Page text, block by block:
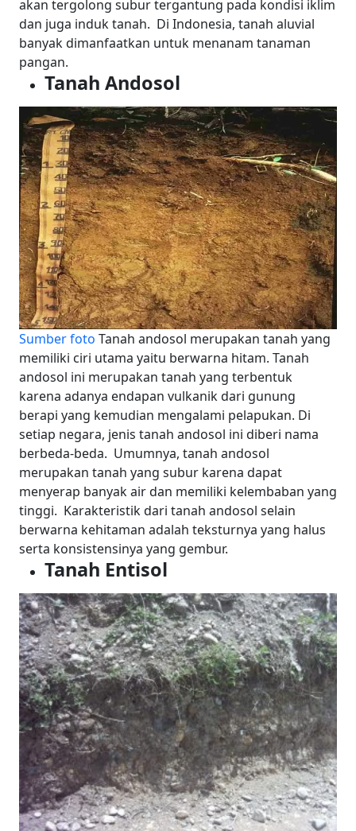
akan tergolong subur tergantung pada kondisi iklim
dan juga induk tanah. Di Indonesia, tanah aluvial
banyak dimanfaatkan untuk menanam tanaman
pangan.
Tanah Andosol
Sumber foto Tanah andosol merupakan tanah yang
memiliki ciri utama yaitu berwarna hitam. Tanah
andosol ini merupakan tanah yang terbentuk
karena adanya endapan vulkanik dari gunung
berapi yang kemudian mengalami pelapukan. Di
setiap negara, jenis tanah andosol ini diberi nama
berbeda-beda. Umumnya, tanah andosol
merupakan tanah yang subur karena dapat
menyerap banyak air dan memiliki kelembaban yang
tinggi. Karakteristik dari tanah andosol selain
berwarna kehitaman adalah teksturnya yang halus
serta konsistensinya yang gembur.
Tanah Entisol